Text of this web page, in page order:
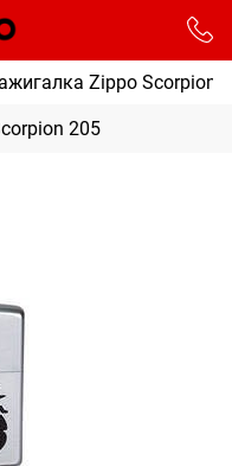
Zippo Scorpion
205
доставки